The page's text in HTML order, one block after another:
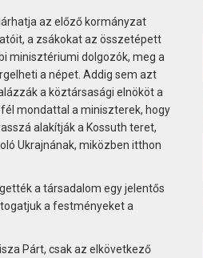
az előző kormányzat
a zsákokat az összetépett
minisztériumi dolgozók, meg a
a népet. Addig sem azt
a köztársasági elnököt a
mondattal a miniszterek, hogy
alakítják a Kossuth teret,
Ukrajnának, miközben itthon
a társadalom egy jelentős
a festményeket a
Párt, csak az elkövetkező